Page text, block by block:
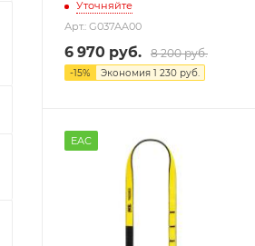
Уточняйте
Арт.: G037AA00
6 970 руб. 8 200руб.
-15% Экономия 1 230 руб.
EAC